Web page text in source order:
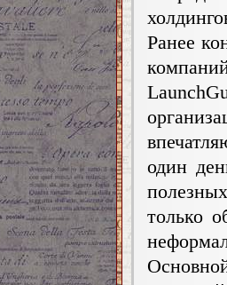
Ранее
один
только